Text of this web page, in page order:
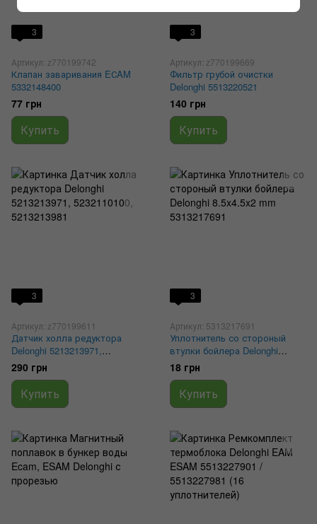
3
Артикул: z770199742
Клапан заваривания EСAM
5332148400
77 грн
Купить
3
Артикул: z770199669
Фильтр грубой очистки
Delonghi 5513220521
140 грн
Купить
3
Артикул: z770199611
Датчик холла редуктора
Delonghi 5213213971,
5232110100, 5213213981
290 грн
Купить
3
Артикул: 5313217691
Уплотнитель со стороный
втулки бойлера Delonghi
8.5x4.5x2 mm 5313217691
18 грн
Купить